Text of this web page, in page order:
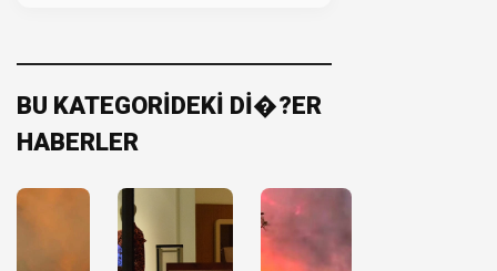
BU KATEGORİDEKİ Dİ�?ER
HABERLER